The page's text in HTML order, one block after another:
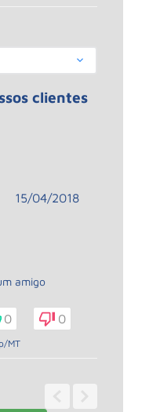
clientes
15/04/2018
amigo
0 0
/MT